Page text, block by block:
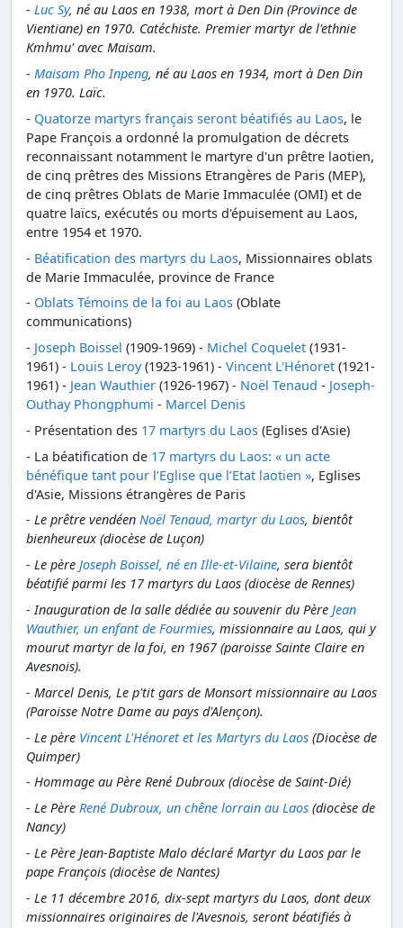
- Luc Sy, né au Laos en 1938, mort à Den Din (Province de
Vientiane) en 1970. Catéchiste. Premier martyr de l'ethnie
Kmhmu' avec Maisam.
- Maisam Pho Inpeng, né au Laos en 1934, mort à Den Din
en 1970. Laïc.
- Quatorze martyrs français seront béatifiés au Laos, le
Pape François a ordonné la promulgation de décrets
reconnaissant notamment le martyre d'un prêtre laotien,
de cinq prêtres des Missions Etrangères de Paris (MEP),
de cinq prêtres Oblats de Marie Immaculée (OMI) et de
quatre laïcs, exécutés ou morts d'épuisement au Laos,
entre 1954 et 1970.
- Béatification des martyrs du Laos, Missionnaires oblats
de Marie Immaculée, province de France
- Oblats Témoins de la foi au Laos (Oblate
communications)
- Joseph Boissel (1909-1969) - Michel Coquelet (1931-
1961) - Louis Leroy(1923-1961) - Vincent L'Hénoret (1921-
1961) - Jean Wauthier (1926-1967) - Noël Tenaud - Joseph-
Outhay Phongphumi - Marcel Denis
- Présentation des 17 martyrs du Laos (Eglises d'Asie)
- La béatification de 17 martyrs du Laos: « un acte
bénéfique tant pour l’Eglise que l’Etat laotien », Eglises
d'Asie, Missions étrangères de Paris
- Le prêtre vendéen Noël Tenaud, martyr du Laos, bientôt
bienheureux (diocèse de Luçon)
- Le père Joseph Boissel, né en Ille-et-Vilaine, sera bientôt
béatifié parmi les 17 martyrs du Laos (diocèse de Rennes)
- Inauguration de la salle dédiée au souvenir du Père Jean
Wauthier, un enfant de Fourmies, missionnaire au Laos, qui y
mourut martyr de la foi, en 1967 (paroisse Sainte Claire en
Avesnois).
- Marcel Denis, Le p'tit gars de Monsort missionnaire au Laos
(Paroisse Notre Dame au pays d'Alençon).
- Le père Vincent L'Hénoret et les Martyrs du Laos (Diocèse de
Quimper)
- Hommage au Père René Dubroux (diocèse de Saint-Dié)
- Le Père René Dubroux, un chêne lorrain au Laos (diocèse de
Nancy)
- Le Père Jean-Baptiste Malo déclaré Martyr du Laos par le
pape François (diocèse de Nantes)
- Le 11 décembre 2016, dix-sept martyrs du Laos, dont deux
missionnaires originaires de l'Avesnois, seront béatifiés à